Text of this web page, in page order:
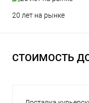
20 лет на рынке
СТОИМОСТЬ